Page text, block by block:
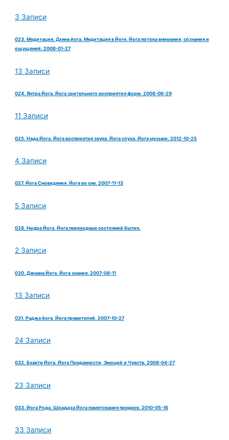
3 Записи
023. Медитация. Дхяна йога. Медитация в Йоге. Йога потока внимания, сознания и
ощущений. 2008-01-27
13 Записи
024. Янтра Йога. Йога зрительного восприятия форм. 2008-06-29
11 Записи
025. Нада Йога. Йога восприятия звука. Йога слуха. Йога музыки. 2012-10-25
4 Записи
027. Йога Сновидения. Йога во сне. 2007-11-13
5 Записи
028. Нидра Йога. Йога переходных состояний бытия.
2 Записи
030. Джнана Йога. Йога знания. 2007-08-11
13 Записи
031. Раджа йога. Йога правителей. 2007-10-27
24 Записи
032. Бхакти Йога. Йога Преданности, Эмоций и Чувств. 2008-04-27
23 Записи
033. Йога Рода. Шраддха Йога памятования предков. 2010-05-16
33 Записи